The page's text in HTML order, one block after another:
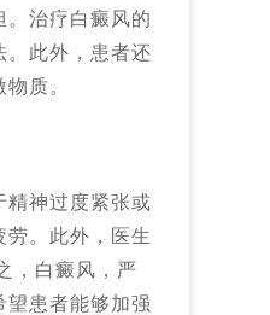
。治疗白癜风的
。此外，患者还
质。
精神过度紧张或
。此外，医生
，白癜风，严
患者能够加强